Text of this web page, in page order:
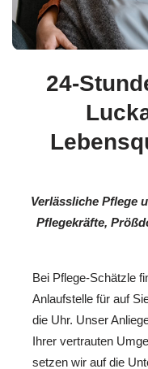
24-
Verlässliche Pflege
Pflegekräfte,
Bei Pflege-Schätzle
Anlaufstelle für auf
die Uhr. Unser
Ihrer vertrauten
setzen wir auf die